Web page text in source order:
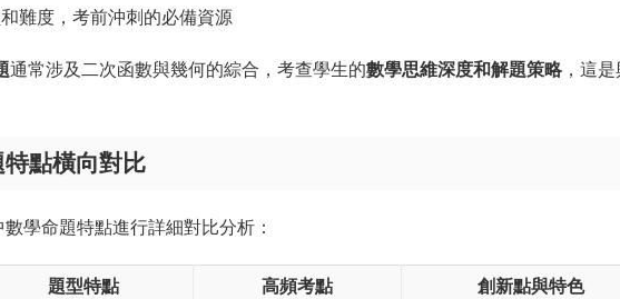
難度，考前沖刺的必備資源
通常涉及二次函數與幾何的綜合，考查學生的數學思維深度和解題策略，這是
點橫向對比
學命題特點進行詳細對比分析：
題型特點 高頻考點 創新點與特色